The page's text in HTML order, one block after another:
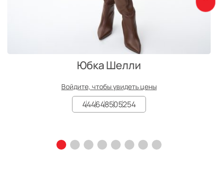
Юбка Шелли
Войдите, чтобы увидеть цены
444648505254